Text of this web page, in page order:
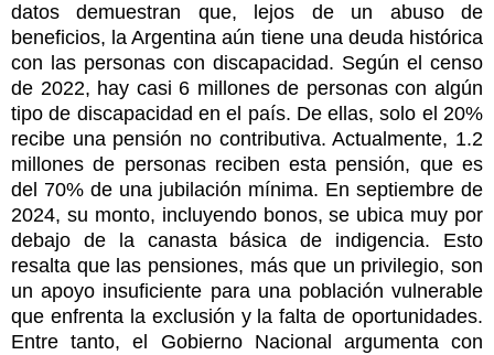
datos demuestran que, lejos de un abuso de
beneficios, la Argentina aún tiene una deuda histórica
con las personas con discapacidad. Según el censo
de 2022, hay casi 6 millones de personas con algún
tipo de discapacidad en el país. De ellas, solo el 20%
recibe una pensión no contributiva. Actualmente, 1.2
millones de personas reciben esta pensión, que es
del 70% de una jubilación mínima. En septiembre de
2024, su monto, incluyendo bonos, se ubica muy por
debajo de la canasta básica de indigencia. Esto
resalta que las pensiones, más que un privilegio, son
un apoyo insuficiente para una población vulnerable
que enfrenta la exclusión y la falta de oportunidades.
Entre tanto, el Gobierno Nacional argumenta con